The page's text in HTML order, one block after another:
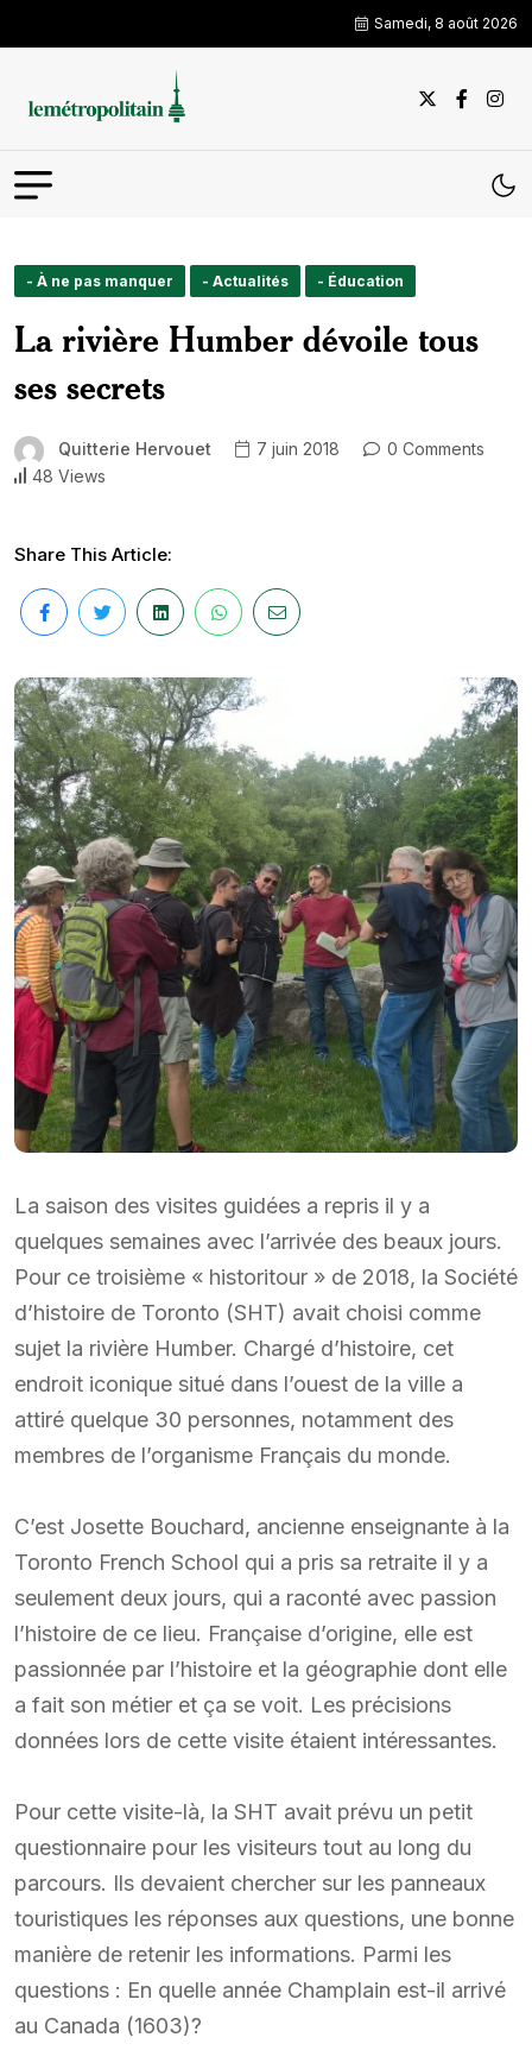
Samedi, 8 août 2026
- À ne pas manquer - Actualités - Éducation
La rivière Humber dévoile tous
ses secrets
Quitterie Hervouet 7 juin 2018
0 Comments
48 Views
Share This Article:
La saison des visites guidées a repris il y a
quelques semaines avec l’arrivée des beaux jours.
Pour ce troisième « historitour » de 2018, la Société
d’histoire de Toronto (SHT) avait choisi comme
sujet la rivière Humber. Chargé d’histoire, cet
endroit iconique situé dans l’ouest de la ville a
attiré quelque 30 personnes, notamment des
membres de l’organisme Français du monde.
C’est Josette Bouchard, ancienne enseignante à la
Toronto French School qui a pris sa retraite il y a
seulement deux jours, qui a raconté avec passion
l’histoire de ce lieu. Française d’origine, elle est
passionnée par l’histoire et la géographie dont elle
a fait son métier et ça se voit. Les précisions
données lors de cette visite étaient intéressantes.
Pour cette visite-là, la SHT avait prévu un petit
questionnaire pour les visiteurs tout au long du
parcours. Ils devaient chercher sur les panneaux
touristiques les réponses aux questions, une bonne
manière de retenir les informations. Parmi les
questions : En quelle année Champlain est-il arrivé
au Canada (1603)?